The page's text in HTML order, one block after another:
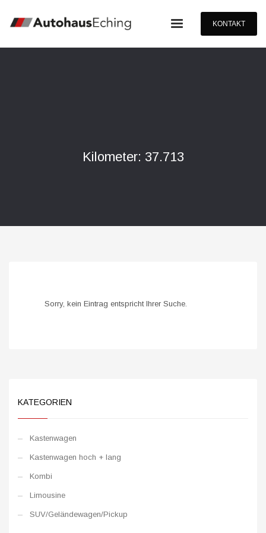
KONTAKT
Kilometer: 37.713
Sorry, kein Eintrag entspricht Ihrer Suche.
KATEGORIEN
Kastenwagen
Kastenwagen hoch + lang
Kombi
Limousine
SUV/Geländewagen/Pickup